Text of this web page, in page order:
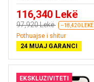
116,340 Lekë
97,920 Lekë --18,420 LEKË
Pothuajse i shitur
24 MUAJ GARANCI
EKSKLUZIVITETI